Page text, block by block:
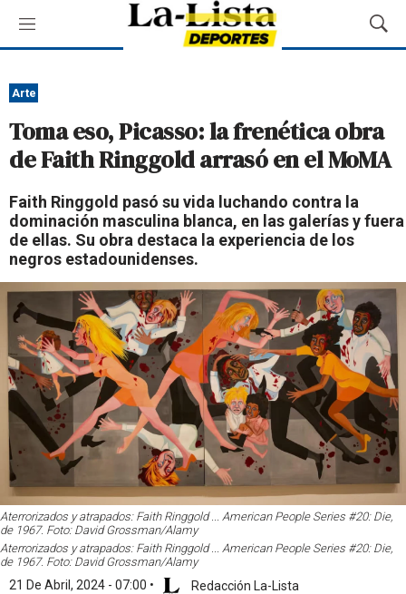
M
e
ú
M
o
a
r
B
q
d
Arte
Toma eso, Picasso: la frenética obra
de Faith Ringgold arrasó en el MoMA
Faith Ringgold pasó su vida luchando contra la
dominación masculina blanca, en las galerías y fuera
de ellas. Su obra destaca la experiencia de los
negros estadounidenses.
Aterrorizados y atrapados: Faith Ringgold ... American People Series #20: Die,
de 1967. Foto: David Grossman/Alamy
Aterrorizados y atrapados: Faith Ringgold ... American People Series #20: Die,
de 1967. Foto: David Grossman/Alamy
21 De Abril, 2024 - 07:00 • Redacción La-Lista